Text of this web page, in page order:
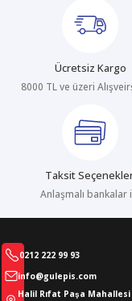
Bu ürüne benzer
Ücretsiz Kargo
8000 TL ve üzeri
Taksit
Anlaşmalı bankalar
0212 222 99 93
info@gulepis.com
Halil Rıfat Paşa